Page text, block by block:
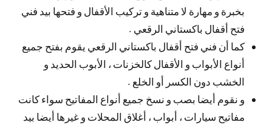
بخبرة و مهارة لا متناهية و تركيب الأقفال و فتحها بيد فني
فتح أقفال باكستاني الرقعي .
كما أن فني فتح أقفال باكستاني الرقعي يقوم بفتح جميع
أنواع الأبواب و الأقفال كالخزنات ، الأبوب الحديد و
الخشب دون الكسر أو الخلع .
و نقوم أيضا بصب و نسخ جميع أنواع المفاتيح سواء كانت
مفاتيح سيارات ، أبواب ، أغلاق المحلات و غيرها أيضا بيد